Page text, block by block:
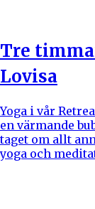
Tre
Lovisa
Yoga i vår
en värmande
taget om allt
yoga och